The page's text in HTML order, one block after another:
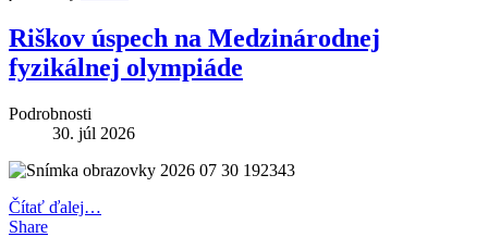
Riškov úspech na Medzinárodnej
fyzikálnej olympiáde
Podrobnosti
30. júl 2026
Čítať ďalej…
Share